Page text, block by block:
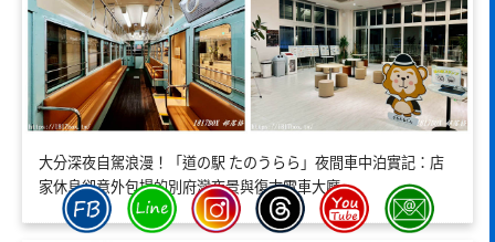
大分深夜自駕浪漫！「道の駅 たのうらら」夜間車中泊實記：店
家休息卻意外包場的別府灣夜景與復古電車大廳